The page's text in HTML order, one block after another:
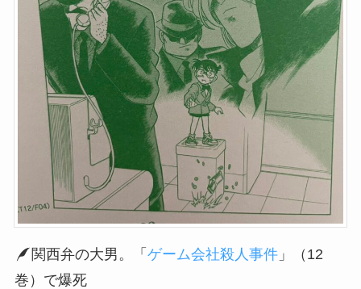
関西弁の大男。「ゲーム会社殺人事件 」（12
巻）で爆死